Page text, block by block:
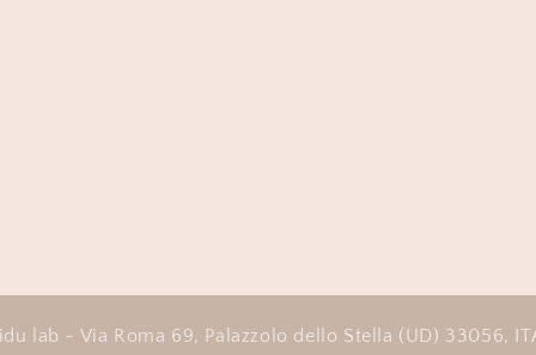
lab - Via Roma 69, Palazzolo dello Stella (UD) 33056,